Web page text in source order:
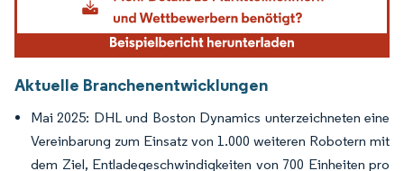
Aktuelle Branchenentwicklungen
Mai 2025: DHL und Boston Dynamics unterzeichneten eine
Vereinbarung zum Einsatz von 1.000 weiteren Robotern mit
dem Ziel, Entladegeschwindigkeiten von 700 Einheiten pro